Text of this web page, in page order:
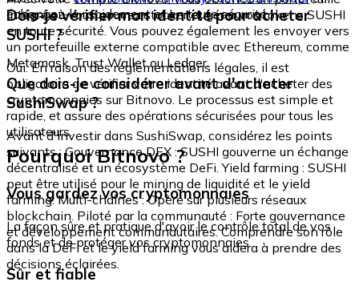
échangez-le rapidement et en toute sécurité.
intégré où vous pouvez stocker et gérer vos tokens SUSHI
en toute sécurité. Vous pouvez également les envoyer vers
un portefeuille externe compatible avec Ethereum, comme
Metamask, Trust Wallet ou Ledger.
Dois-je vérifier mon identité pour acheter
SUSHI ?
Oui. En raison des réglementations légales, il est
obligatoire de vérifier votre identité avant d'acheter des
cryptomonnaies sur Bitnovo. Le processus est simple et
rapide, et assure des opérations sécurisées pour tous les
utilisateurs.
Que dois-je considérer avant d'acheter
SushiSwap ?
Avant d'investir dans SushiSwap, considérez les points
suivants : Gouvernance DEX : SUSHI gouverne un échange
décentralisé et un écosystème DeFi. Yield farming : SUSHI
peut être utilisé pour le mining de liquidité et le yield
farming. Multi-chaînes : Opère sur plusieurs réseaux
blockchain. Piloté par la communauté : Forte gouvernance
et développement communautaires. Comprendre son rôle
dans la DeFi et le yield farming vous aidera à prendre des
décisions éclairées.
Pourquoi Bitnovo ?
Vous gardez vos cryptomonnaies
La façon sûre et pratique d'avoir le contrôle total de vos
fonds et de protéger vos cryptomonnaies.
Sûr et fiable